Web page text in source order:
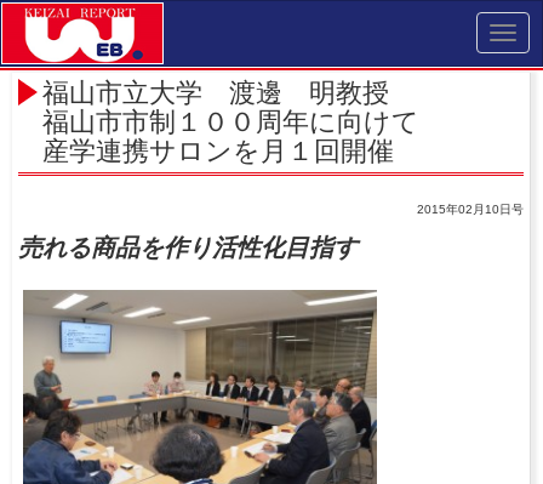
福山市立大学 渡邊 明教授
福山市市制１００周年に向けて
産学連携サロンを月１回開催
2015年02月10日号
売れる商品を作り活性化目指す